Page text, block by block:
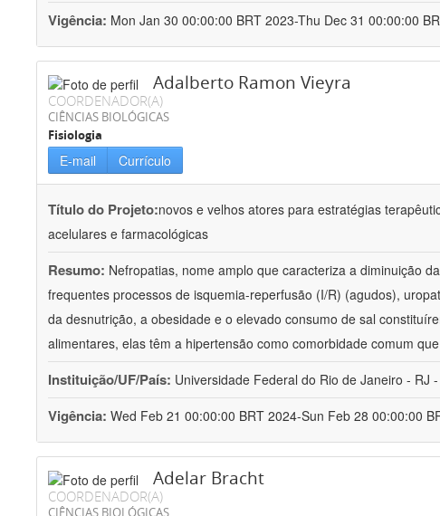
Vigência: Mon Jan 30 00:00:00 BRT 2023-Thu Dec 31 00:00:00
Adalberto Ramon Vieyra
COORDENADOR(A)
CIÊNCIAS BIOLÓGICAS
Fisiologia
E-mail Currículo
Título do Projeto:novos e velhos atores para estratégias
acelulares e farmacológicas
Resumo: Nefropatias, nome amplo que caracteriza a diminuição
frequentes processos de isquemia-reperfusão (I/R) (agudos),
da desnutrição, a obesidade e o elevado consumo de sal
alimentares, elas têm a hipertensão como comorbidade comum
Instituição/UF/País: Universidade Federal do Rio de Janeiro - RJ
Vigência: Wed Feb 21 00:00:00 BRT 2024-Sun Feb 28 00:00:00
Adelar Bracht
COORDENADOR(A)
CIÊNCIAS BIOLÓGICAS